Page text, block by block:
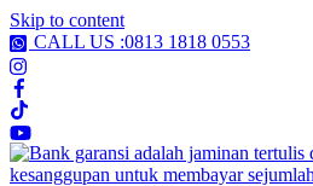
Skip to content
CALL US :0813 1818 0553